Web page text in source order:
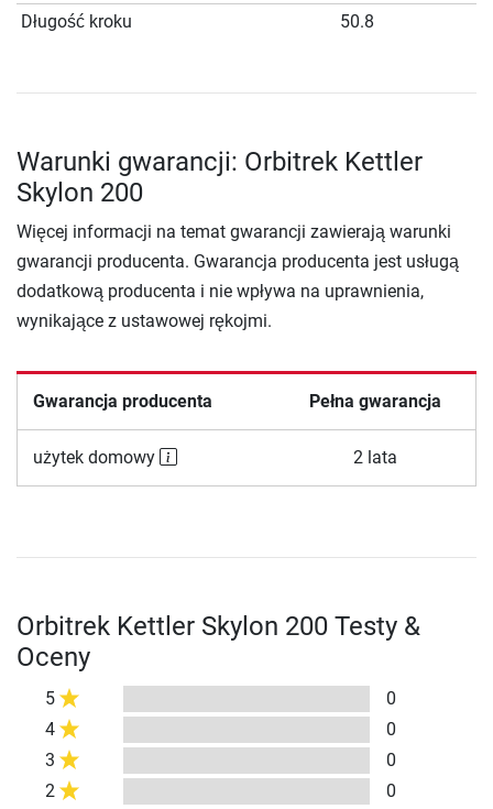
Długość kroku 50.8
Warunki gwarancji: Orbitrek Kettler
Skylon 200
Więcej informacji na temat gwarancji zawierają warunki
gwarancji producenta. Gwarancja producenta jest usługą
dodatkową producenta i nie wpływa na uprawnienia,
wynikające z ustawowej rękojmi.
Gwarancja producenta Pełna gwarancja
użytek domowy 2 lata
Orbitrek Kettler Skylon 200 Testy &
Oceny
5
0
4
0
3
0
2
0